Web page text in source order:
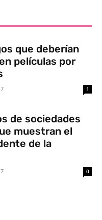
que deberían
películas por
1
de sociedades
muestran el
de la
0